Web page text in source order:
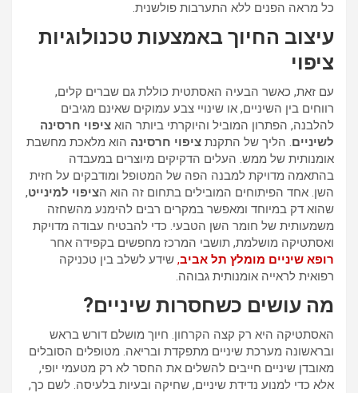
כל מראה הפנים ללא התערבות פולשנית.
עיצוב החיוך באמצעות טכנולוגיות
ציפוי
עם זאת, כאשר הבעיה האסתטית כוללת גם שברים קלים,
רווחים בין השיניים, או שינויי צבע עמוקים שאינם מגיבים
להלבנה, הפתרון המוביל והיוקרתי ביותר הוא ציפוי חרסינה
לשיניים. הליך של התקנת ציפוי חרסינה הוא מלאכת מחשבת
אומנותית של ממש. העלים הדקיקים מיוצרים במעבדה
בהתאמה מדויקת למבנה הפה של המטופל ומודבקים על חזית
השן. אחד הפיתוחים המובילים בתחום זה הוא הציפוי למינייט,
שהוא דק במיוחד ומאפשר במקרים רבים להימנע מהשחזה
משמעותית של חומר השן הטבעי. כדי להבטיח עבודה מדויקת
ואסתטיקה מושלמת, תושבי המרכז מחפשים בקפידה אחר
רופא שיניים מומלץ תל אביב, שידע לשלב בין טכניקה
רפואית לראייה אומנותית גבוהה.
מה עושים כשחסרות שיניים?
האסתטיקה היא רק קצה הקרחון. חיוך מושלם דורש בראש
ובראשונה מערכת שיניים מתפקדת ובריאה. מטופלים הסובלים
מאובדן שיניים חייבים להשלים את החסר לא רק מטעמי יופי,
אלא כדי למנוע נדידת שיניים, שחיקה ובעיות בלעיסה. לשם כך,